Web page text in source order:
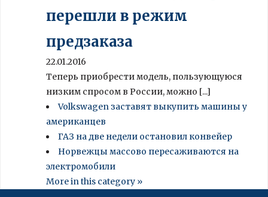
перешли в режим
предзаказа
22.01.2016
Теперь приобрести модель, пользующуюся
низким спросом в России, можно [...]
Volkswagen заставят выкупить машины у
американцев
ГАЗ на две недели остановил конвейер
Норвежцы массово пересаживаются на
электромобили
More in this category »